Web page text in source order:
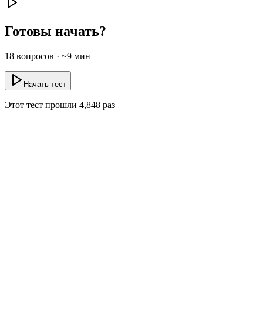
Готовы начать?
18 вопросов · ~9 мин
Начать тест
Этот тест прошли 4,848 раз